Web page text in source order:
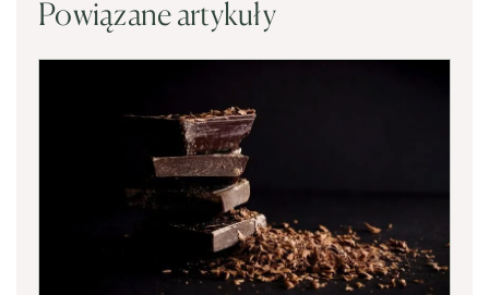
Powiązane artykuły